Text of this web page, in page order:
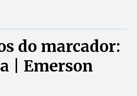
do marcador:
| Emerson